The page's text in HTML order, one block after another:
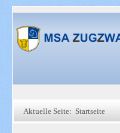
Aktuelle Seite: Startseite